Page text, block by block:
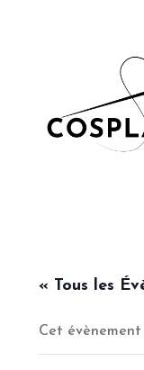
Galerie
Tutoriel
« Tous les
Cet évènement